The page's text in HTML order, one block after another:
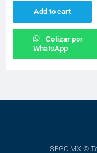
Add to cart
Cotizar por
WhatsApp
SEGO.MX ©